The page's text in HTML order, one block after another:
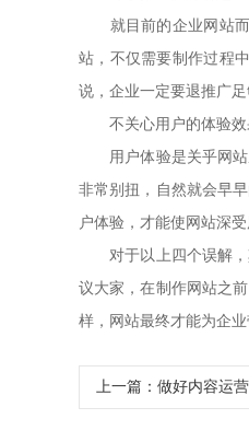
就目前的企业网站而
站，不仅需要制作过程
说，企业一定要退推广
不关心用户的体验效
用户体验是关乎网站
非常别扭，自然就会早
户体验，才能使网站深受
对于以上四个误解，
议大家，在制作网站之
样，网站最终才能为企业
上一篇：做好内容运